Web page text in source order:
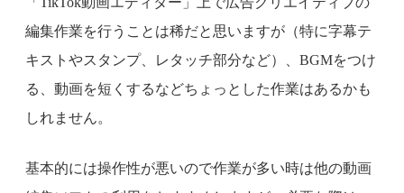
編集作業を行うことは稀だと思いますが（特に字幕テ
キストやスタンプ、レタッチ部分など）、BGMをつけ
る、動画を短くするなどちょっとした作業はあるかも
しれません。
基本的には操作性が悪いので作業が多い時は他の動画